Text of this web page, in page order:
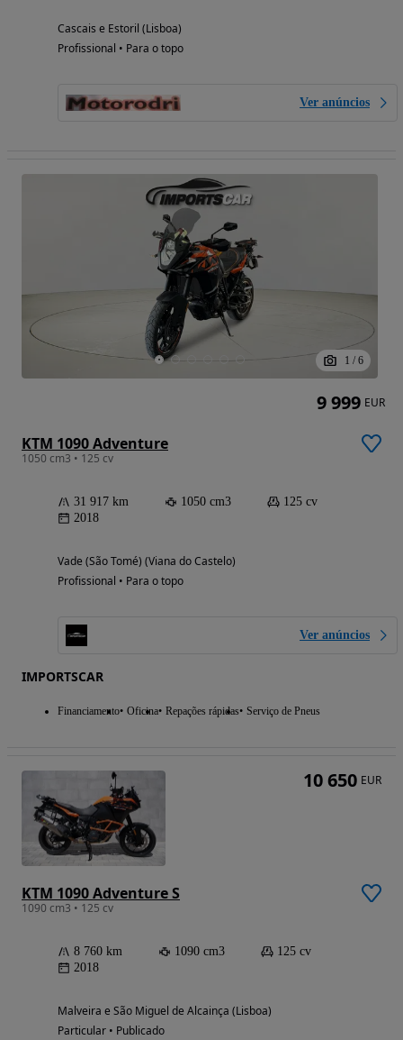
Cascais e Estoril (Lisboa)
Profissional • Para o topo
Ver anúncios
1 / 6
KTM 1090 Adventure
1050 cm3 • 125 cv
31 917 km 1050 cm3
125 cv
2018
Vade (São Tomé) (Viana do Castelo)
Profissional • Para o topo
Ver anúncios
IMPORTSCAR
Financiamento Oficina Repações rápidas Serviço de Pneus
9 999 EUR
KTM 1090 Adventure S
1090 cm3 • 125 cv
8 760 km 1090 cm3
125 cv
2018
Malveira e São Miguel de Alcainça (Lisboa)
Particular • Publicado
10 650 EUR